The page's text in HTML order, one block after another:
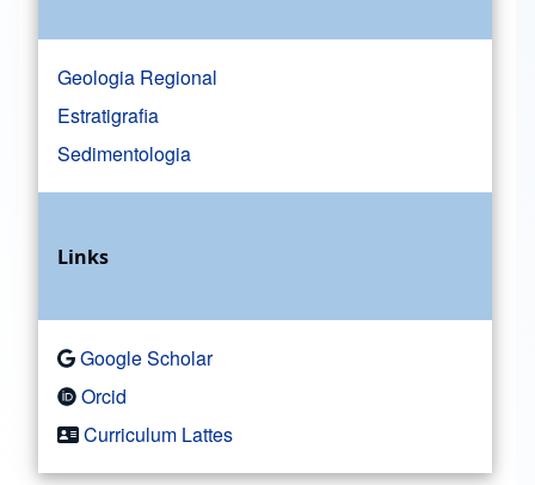
Geologia Regional
Estratigrafia
Sedimentologia
Links
Google Scholar
Orcid
Curriculum Lattes